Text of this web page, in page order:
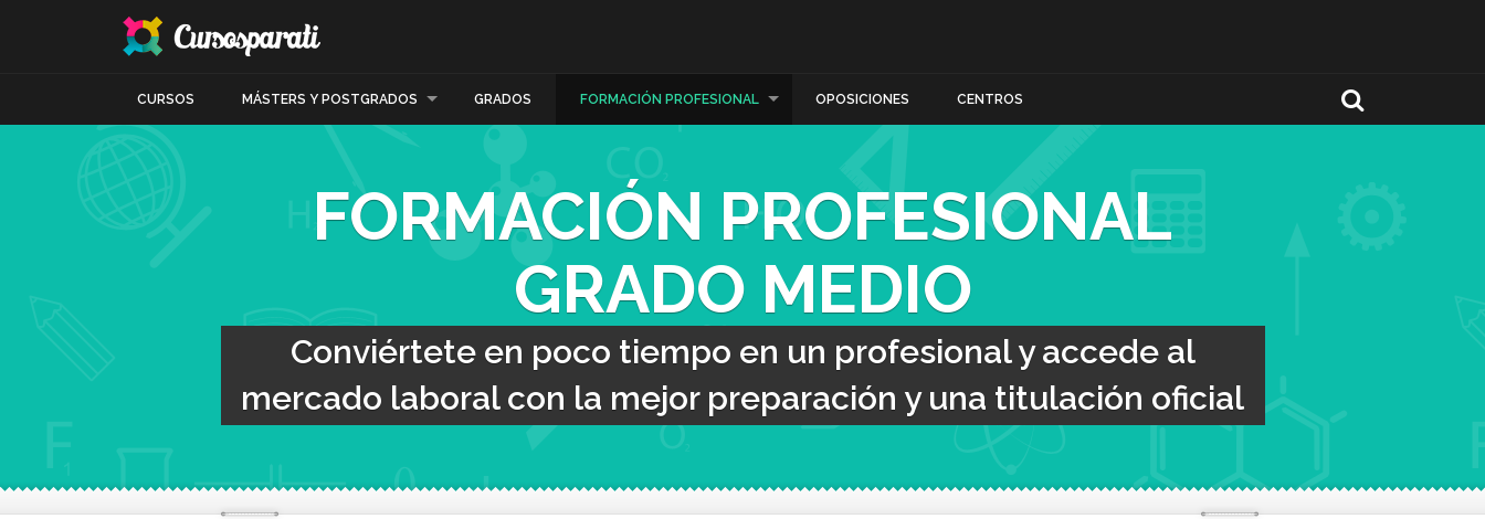
CURSOS MÁSTERS Y POSTGRADOS GRADOS FORMACIÓN PROFESIONAL OPOSICIONES CENTROS
FORMACIÓN PROFESIONAL
GRADO MEDIO
Conviértete en poco tiempo en un profesional y accede al
mercado laboral con la mejor preparación y una titulación oficial